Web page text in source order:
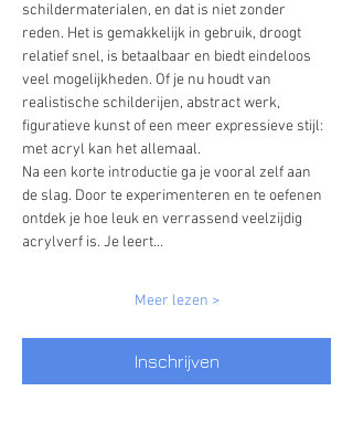
schildermaterialen, en dat is niet zonder
reden. Het is gemakkelijk in gebruik, droogt
relatief snel, is betaalbaar en biedt eindeloos
veel mogelijkheden. Of je nu houdt van
realistische schilderijen, abstract werk,
figuratieve kunst of een meer expressieve stijl:
met acryl kan het allemaal.
Na een korte introductie ga je vooral zelf aan
de slag. Door te experimenteren en te oefenen
ontdek je hoe leuk en verrassend veelzijdig
acrylverf is. Je leert…
Meer lezen >
Inschrijven